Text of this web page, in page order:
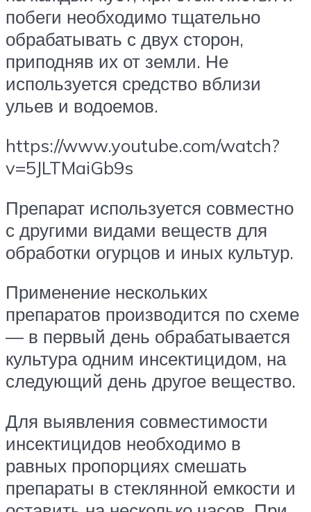
побеги необходимо тщательно
обрабатывать с двух сторон,
приподняв их от земли. Не
используется средство вблизи
ульев и водоемов.
https://www.youtube.com/watch?
v=5JLTMaiGb9s
Препарат используется совместно
с другими видами веществ для
обработки огурцов и иных культур.
Применение нескольких
препаратов производится по схеме
— в первый день обрабатывается
культура одним инсектицидом, на
следующий день другое вещество.
Для выявления совместимости
инсектицидов необходимо в
равных пропорциях смешать
препараты в стеклянной емкости и